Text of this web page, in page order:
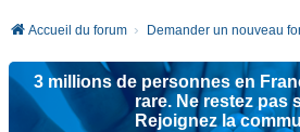
Accueil du forum Demander un nouveau
3 millions de personnes en
rare. Ne restez pas
Rejoignez la